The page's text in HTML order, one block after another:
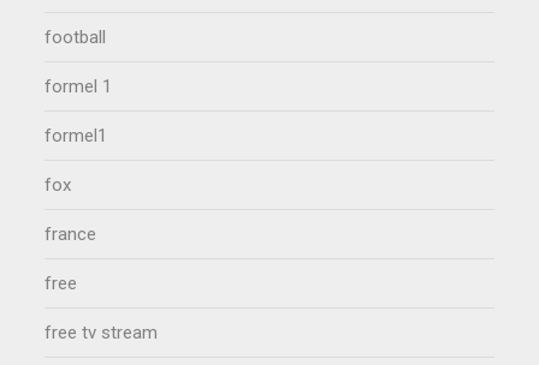
football
formel 1
formel1
fox
france
free
free tv stream